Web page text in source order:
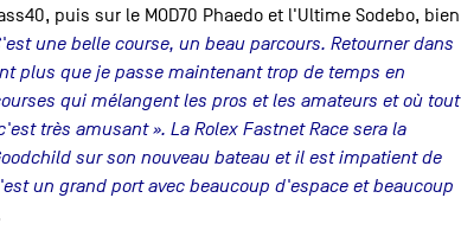
puis sur le MOD70 Phaedo et l'Ultime Sodebo, bien
une belle course, un beau parcours. Retourner dans
plus que je passe maintenant trop de temps en
qui mélangent les pros et les amateurs et où tout
très amusant ». La Rolex Fastnet Race sera la
sur son nouveau bateau et il est impatient de
un grand port avec beaucoup d'espace et beaucoup